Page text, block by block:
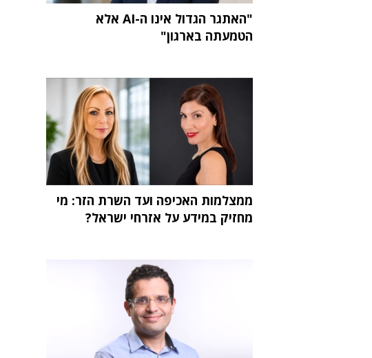
"האתגר הגדול אינו ה-AI אלא
הטמעתה בארגון"
ממצלמות האכיפה ועד השרת הזר: מי
מחזיק במידע על אזרחי ישראל?